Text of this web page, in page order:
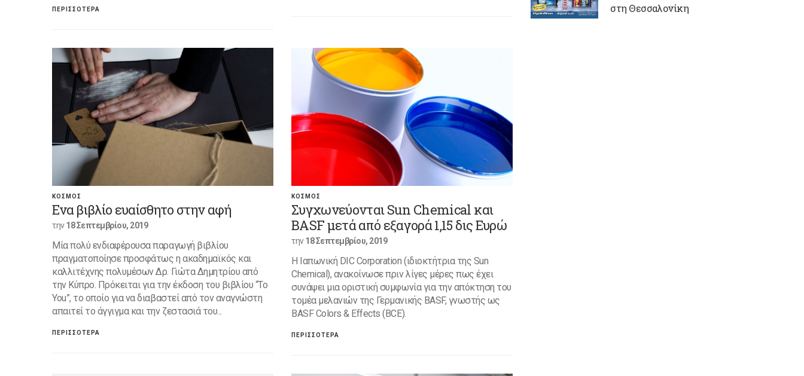
ΠΕΡΙΣΣΟΤΕΡΑ
ΚΟΣΜΟΣ
Ενα βιβλίο ευαίσθητο στην αφή
την18 Σεπτεμβρίου, 2019
Μία πολύ ενδιαφέρουσα παραγωγή βιβλίου
πραγματοποίησε προσφάτως η ακαδημαϊκός και
καλλιτέχνης πολυμέσων Δρ. Γιώτα Δημητρίου από
την Κύπρο. Πρόκειται για την έκδοση του βιβλίου “To
You”, το οποίο για να διαβαστεί από τον αναγνώστη
απαιτεί το άγγιγμα και την ζεστασιά του...
ΠΕΡΙΣΣΟΤΕΡΑ
ΚΟΣΜΟΣ
Συγχωνεύονται Sun Chemical και
BASF μετά από εξαγορά 1,15 δις Ευρώ
την18 Σεπτεμβρίου, 2019
H Ιαπωνική DIC Corporation (ιδιοκτήτρια της Sun
Chemical), ανακοίνωσε πριν λίγες μέρες πως έχει
συνάψει μια οριστική συμφωνία για την απόκτηση του
τομέα μελανιών της Γερμανικής BASF, γνωστής ως
BASF Colors & Effects (BCE).
ΠΕΡΙΣΣΟΤΕΡΑ
στη Θεσσαλονίκη